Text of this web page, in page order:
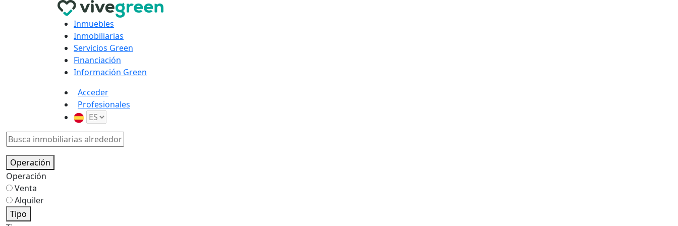
Inmuebles
Inmobiliarias
Servicios Green
Financiación
Información Green
Acceder
Profesionales
Operación
Operación
Venta
Alquiler
Tipo